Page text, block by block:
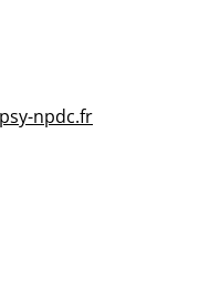
npdc.fr